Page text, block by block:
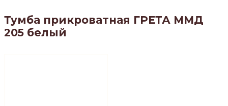
Тумба прикроватная ГРЕТА ММД
205 белый